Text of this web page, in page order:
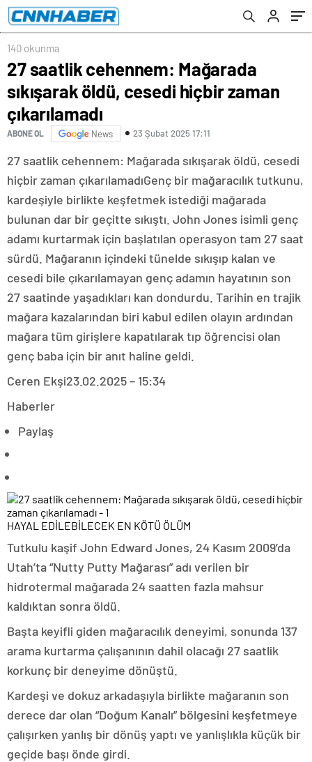
140 okunma
27 saatlik cehennem: Mağarada
sıkışarak öldü, cesedi hiçbir zaman
çıkarılamadı
ABONE OL News 23 Şubat 2025 17:11
27 saatlik cehennem: Mağarada sıkışarak öldü, cesedi
hiçbir zaman çıkarılamadıGenç bir mağaracılık tutkunu,
kardeşiyle birlikte keşfetmek istediği mağarada
bulunan dar bir geçitte sıkıştı. John Jones isimli genç
adamı kurtarmak için başlatılan operasyon tam 27 saat
sürdü. Mağaranın içindeki tünelde sıkışıp kalan ve
cesedi bile çıkarılamayan genç adamın hayatının son
27 saatinde yaşadıkları kan dondurdu. Tarihin en trajik
mağara kazalarından biri kabul edilen olayın ardından
mağara tüm girişlere kapatılarak tıp öğrencisi olan
genç baba için bir anıt haline geldi.
Ceren Ekşi23.02.2025 – 15:34
Haberler
Paylaş
HAYAL EDİLEBİLECEK EN KÖTÜ ÖLÜM
Tutkulu kaşif John Edward Jones, 24 Kasım 2009’da
Utah’ta “Nutty Putty Mağarası” adı verilen bir
hidrotermal mağarada 24 saatten fazla mahsur
kaldıktan sonra öldü.
Başta keyifli giden mağaracılık deneyimi, sonunda 137
arama kurtarma çalışanının dahil olacağı 27 saatlik
korkunç bir deneyime dönüştü.
Kardeşi ve dokuz arkadaşıyla birlikte mağaranın son
derece dar olan “Doğum Kanalı” bölgesini keşfetmeye
çalışırken yanlış bir dönüş yaptı ve yanlışlıkla küçük bir
geçide başı önde girdi.